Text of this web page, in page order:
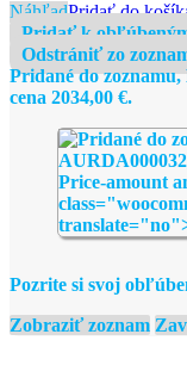
NáhľadPridať do
Pridať k
Odstrániť zo
Pridané do
cena 2034,00 €.
Pozrite si svoj
Zobraziť zoznam